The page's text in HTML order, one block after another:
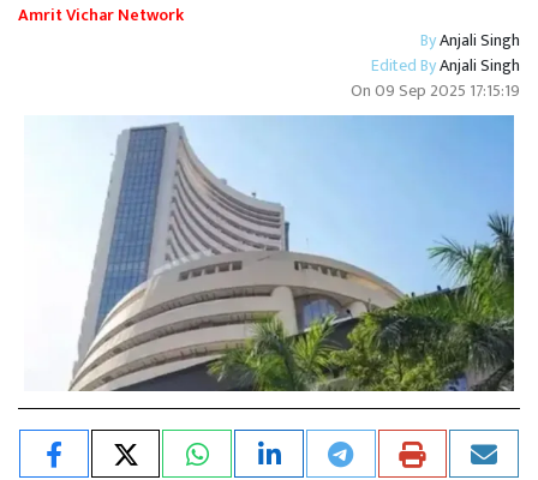
Amrit Vichar Network
ByAnjali Singh
Edited ByAnjali Singh
On09 Sep 2025 17:15:19